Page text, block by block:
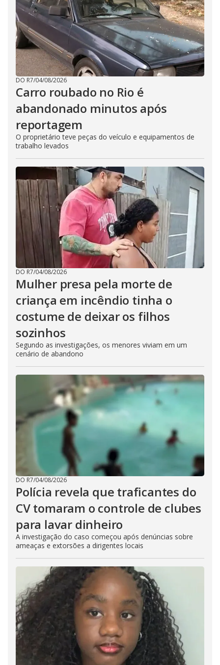
DO R7/04/08/2026
Carro roubado no Rio é
abandonado minutos após
reportagem
O proprietário teve peças do veículo e equipamentos de
trabalho levados
DO R7/04/08/2026
Mulher presa pela morte de
criança em incêndio tinha o
costume de deixar os filhos
sozinhos
Segundo as investigações, os menores viviam em um
cenário de abandono
DO R7/04/08/2026
Polícia revela que traficantes do
CV tomaram o controle de clubes
para lavar dinheiro
A investigação do caso começou após denúncias sobre
ameaças e extorsões a dirigentes locais